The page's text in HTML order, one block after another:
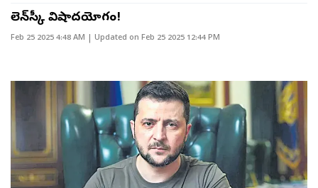
జెలెన్‌స్కీ విషాదయోగం!
Feb 25 2025 4:48 AM | Updated on Feb 25 2025 12:44 PM